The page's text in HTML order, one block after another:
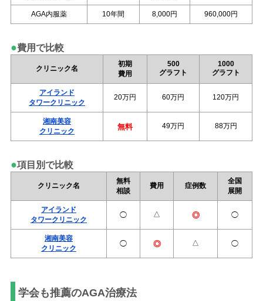
AGA内服薬 10年間 8,000円 960,000円
●費用で比較
クリニック名
初期
費用
500
グラフト
1000
グラフト
アイランド
タワークリニック
20万円 60万円 120万円
湘南美容
クリニック
無料 49万円 88万円
●項目別で比較
クリニック名
無料
相談
費用 症例数
全国
展開
アイランド
タワークリニック
◯ △ ◎ ◯
湘南美容
クリニック
◯ ◎ △ ◯
学会も推薦のAGA治療法